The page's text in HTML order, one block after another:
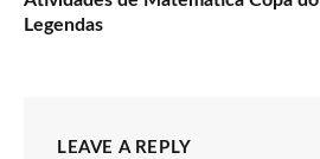
Legendas
LEAVE A REPLY